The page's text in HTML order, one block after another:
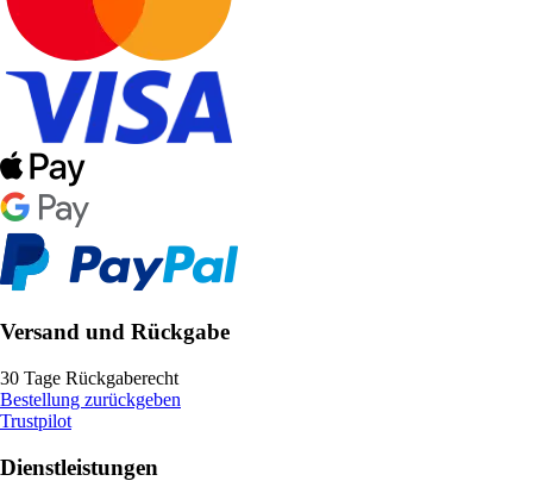
Versand und Rückgabe
30 Tage Rückgaberecht
Bestellung zurückgeben
Trustpilot
Dienstleistungen